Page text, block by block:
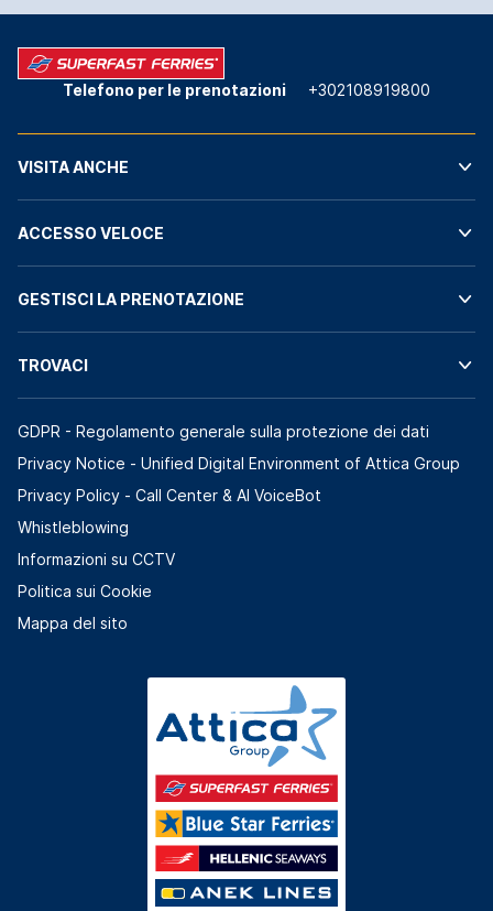
Telefono per le prenotazioni +302108919800
VISITA ANCHE
ACCESSO VELOCE
GESTISCI LA PRENOTAZIONE
TROVACI
GDPR - Regolamento generale sulla protezione dei dati
Privacy Notice - Unified Digital Environment of Attica Group
Privacy Policy - Call Center & ΑΙ VoiceBot
Whistleblowing
Informazioni su CCTV
Politica sui Cookie
Mappa del sito